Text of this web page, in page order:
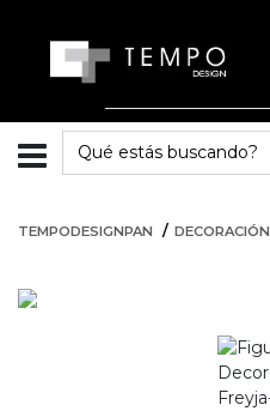
TEMPODESIGNPAN DECORACIÓN